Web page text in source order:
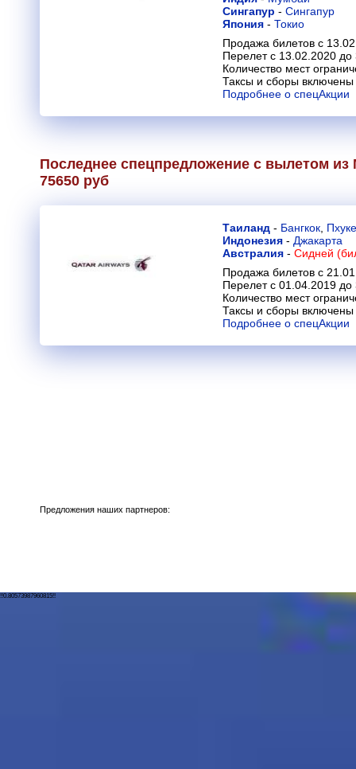
Сингапур - Сингапур
Япония - Токио
Продажа билетов с
Перелет с 13.02.2020 до
Количество мест
Таксы и сборы включены
Подробнее о спецАкции
Последнее спецпредложение с вылетом
75650 руб
Таиланд - Бангкок
Индонезия - Джакарта
Австралия - Сидней
Продажа билетов с
Перелет с 01.04.2019 до
Количество мест
Таксы и сборы включены
Подробнее о спецАкции
Предложения наших партнеров:
!!0.80573987960815!!